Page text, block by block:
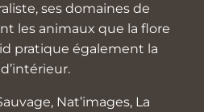
ses domaines de
les animaux que la flore
pratique également la
Nat’images, La